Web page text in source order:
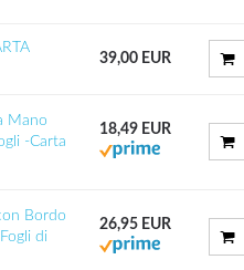
39,00 EUR
Mano
-Carta
18,49 EUR
Bordo
di
26,95 EUR